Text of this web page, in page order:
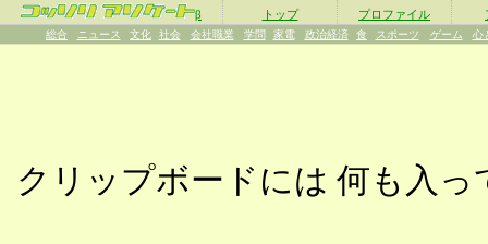
β トップ プロファイル
総合 ニュース 文化 社会 会社職業 学問 家電 政治経済 食 スポーツ ゲーム 心
クリップボードには 何も入っ